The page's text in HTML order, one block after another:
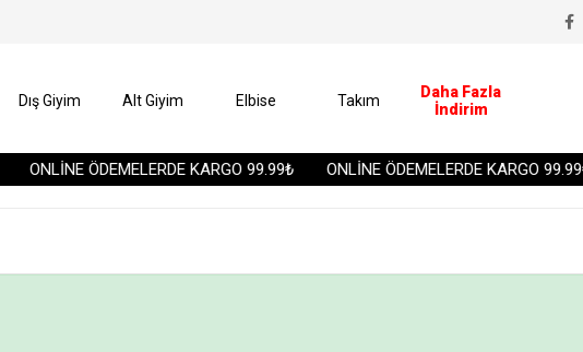
ONLİNE ÖDEMELERDE KARGO 99.99₺ ONLİNE ÖDEMELERDE KARGO 99.99₺
Dış Giyim Alt Giyim Elbise Takım
Daha Fazla
İndirim